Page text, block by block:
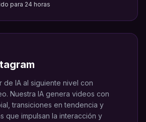
para 24 horas
de IA al siguiente nivel con
Nuestra IA genera videos con
transiciones en tendencia y
que impulsan la interacción y